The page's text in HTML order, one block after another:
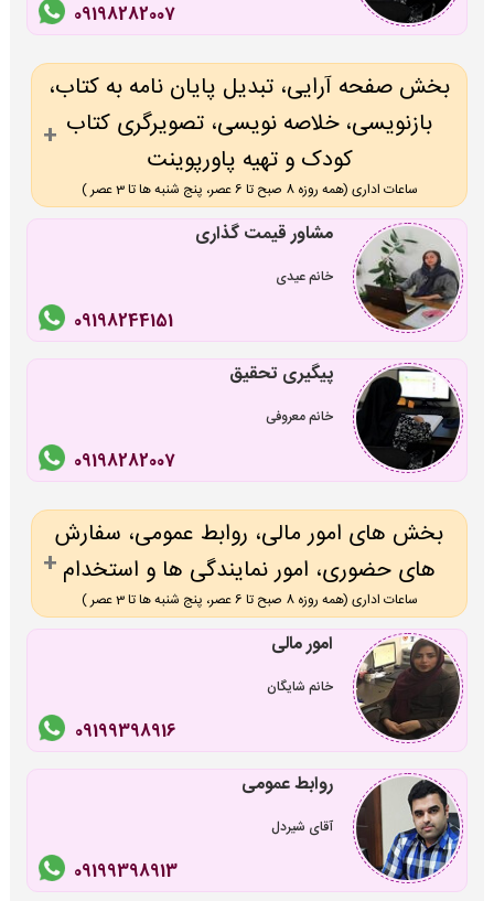
09198282007
بخش صفحه آرایی، تبدیل پایان نامه به کتاب،
بازنویسی، خلاصه نویسی، تصویرگری کتاب
کودک و تهیه پاورپوینت
ساعات اداری (همه روزه 8 صبح تا 6 عصر، پنج شنبه ها تا 3 عصر )
مشاور قیمت گذاری
خانم عیدی
09198244151
پیگیری تحقیق
خانم معروفی
09198282007
بخش های امور مالی، روابط عمومی، سفارش
های حضوری، امور نمایندگی ها و استخدام
ساعات اداری (همه روزه 8 صبح تا 6 عصر، پنج شنبه ها تا 3 عصر )
امور مالی
خانم شایگان
09199398916
روابط عمومی
آقای شیردل
09199398913